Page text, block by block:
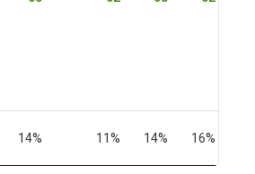
14% 11% 14% 16%